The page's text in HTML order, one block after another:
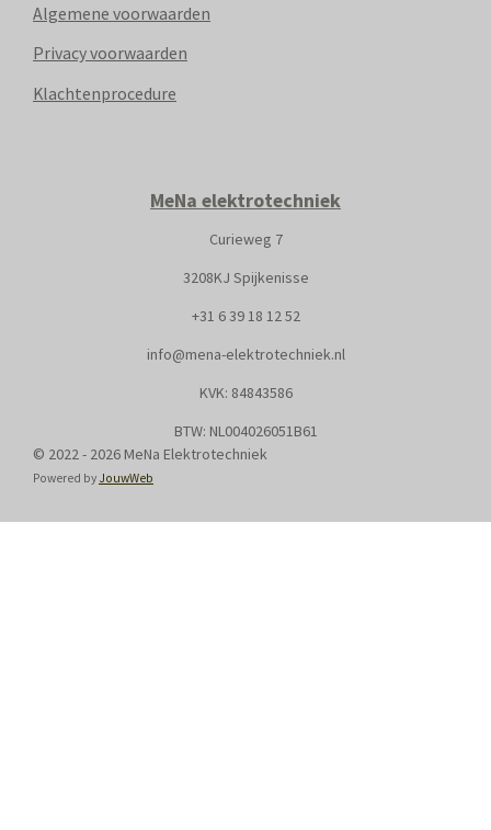
Algemene voorwaarden
Privacy voorwaarden
Klachtenprocedure
MeNa elektrotechniek
Curieweg 7
3208KJ Spijkenisse
+31 6 39 18 12 52
info@mena-elektrotechniek.nl
KVK: 84843586
BTW: NL004026051B61
© 2022 - 2026 MeNa Elektrotechniek
Powered by JouwWeb